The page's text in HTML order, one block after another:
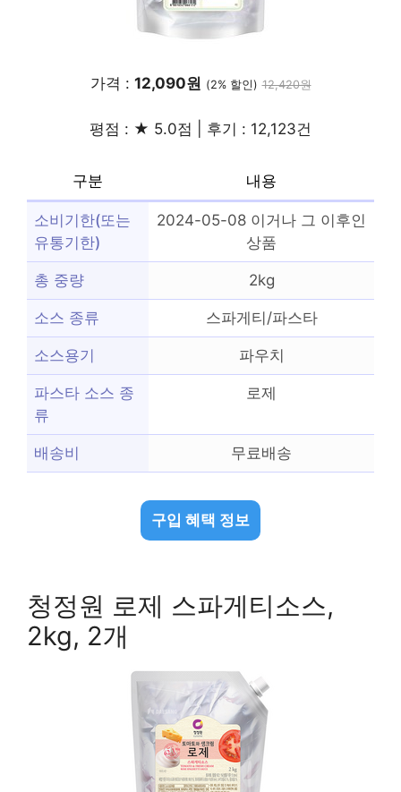
가격 : 12,090원 (2% 할인) 12,420원
평점 : ★ 5.0점 | 후기 : 12,123건
구분 내용
소비기한(또는
유통기한)
2024-05-08 이거나 그 이후인
상품
총 중량 2kg
소스 종류 스파게티/파스타
소스용기 파우치
파스타 소스 종
류
로제
배송비 무료배송
구입 혜택 정보
청정원 로제 스파게티소스,
2kg, 2개